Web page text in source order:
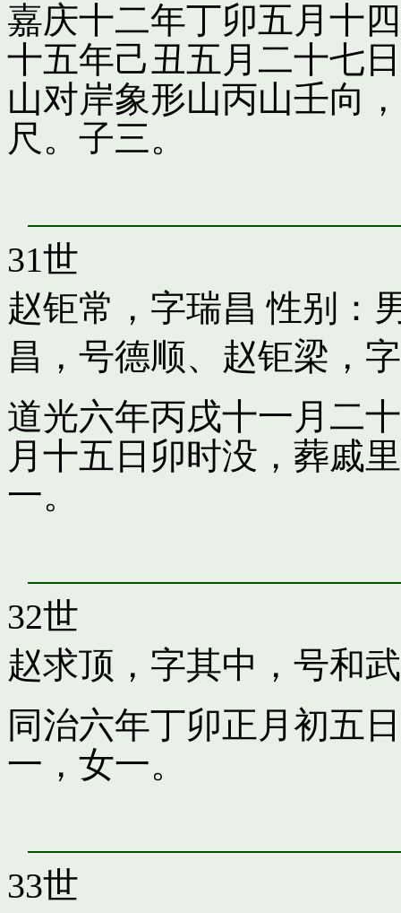
嘉庆十二年丁卯五月十
十五年己丑五月二十七
山对岸象形山丙山壬向
尺。子三。
31世
赵钜常，字瑞昌 性别：
昌，号德顺、 赵钜梁，
道光六年丙戌十一月二
月十五日卯时没，葬戚
一。
32世
赵求顶，字其中，号和武
同治六年丁卯正月初五
一，女一。
33世